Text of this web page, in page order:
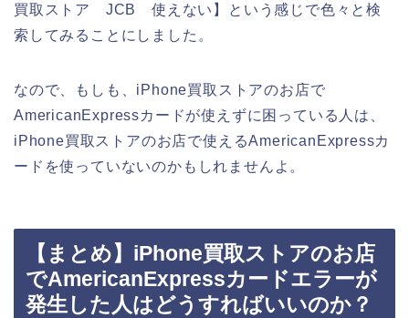
買取ストア JCB 使えない】という感じで色々と検
索してみることにしました。
なので、もしも、iPhone買取ストアのお店で
AmericanExpressカードが使えずに困っている人は、
iPhone買取ストアのお店で使えるAmericanExpressカ
ードを使っていないのかもしれませんよ。
【まとめ】iPhone買取ストアのお店
でAmericanExpressカードエラーが
発生した人はどうすればいいのか？